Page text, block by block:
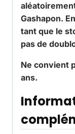
Gashapon.
tant que le
pas de
Ne convient
ans.